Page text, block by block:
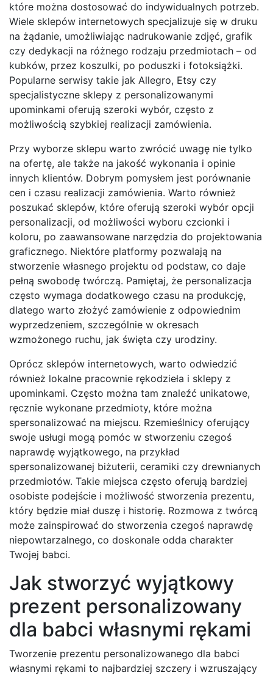
które można dostosować do indywidualnych potrzeb.
Wiele sklepów internetowych specjalizuje się w druku
na żądanie, umożliwiając nadrukowanie zdjęć, grafik
czy dedykacji na różnego rodzaju przedmiotach – od
kubków, przez koszulki, po poduszki i fotoksiążki.
Popularne serwisy takie jak Allegro, Etsy czy
specjalistyczne sklepy z personalizowanymi
upominkami oferują szeroki wybór, często z
możliwością szybkiej realizacji zamówienia.
Przy wyborze sklepu warto zwrócić uwagę nie tylko
na ofertę, ale także na jakość wykonania i opinie
innych klientów. Dobrym pomysłem jest porównanie
cen i czasu realizacji zamówienia. Warto również
poszukać sklepów, które oferują szeroki wybór opcji
personalizacji, od możliwości wyboru czcionki i
koloru, po zaawansowane narzędzia do projektowania
graficznego. Niektóre platformy pozwalają na
stworzenie własnego projektu od podstaw, co daje
pełną swobodę twórczą. Pamiętaj, że personalizacja
często wymaga dodatkowego czasu na produkcję,
dlatego warto złożyć zamówienie z odpowiednim
wyprzedzeniem, szczególnie w okresach
wzmożonego ruchu, jak święta czy urodziny.
Oprócz sklepów internetowych, warto odwiedzić
również lokalne pracownie rękodzieła i sklepy z
upominkami. Często można tam znaleźć unikatowe,
ręcznie wykonane przedmioty, które można
spersonalizować na miejscu. Rzemieślnicy oferujący
swoje usługi mogą pomóc w stworzeniu czegoś
naprawdę wyjątkowego, na przykład
spersonalizowanej biżuterii, ceramiki czy drewnianych
przedmiotów. Takie miejsca często oferują bardziej
osobiste podejście i możliwość stworzenia prezentu,
który będzie miał duszę i historię. Rozmowa z twórcą
może zainspirować do stworzenia czegoś naprawdę
niepowtarzalnego, co doskonale odda charakter
Twojej babci.
Jak stworzyć wyjątkowy
prezent personalizowany
dla babci własnymi rękami
Tworzenie prezentu personalizowanego dla babci
własnymi rękami to najbardziej szczery i wzruszający